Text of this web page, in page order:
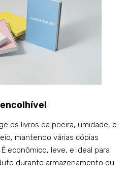
os livros da poeira, umidade, e
mantendo várias cópias
econômico, leve, e ideal para
durante armazenamento ou